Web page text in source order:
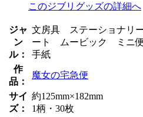
このジブリグッズの詳細へ
ジャ
ン
ル：
文房具 ステーショナリ
ート ムービック ミニ
手紙
作
品：
魔女の宅急便
サイ
ズ：
約125mm×182mm
1柄・30枚